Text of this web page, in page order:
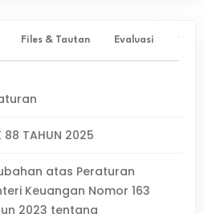
Files & Tautan Evaluasi ✨
88 TAHUN 2025
atas Peraturan
Keuangan Nomor 163
2023 tentang